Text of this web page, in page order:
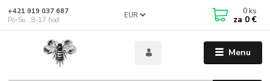
Menu
EUR
+421 919 037 687
Po-So , 8-17 hod
0 ks
za 0 €